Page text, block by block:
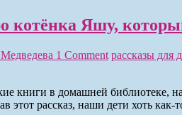
Яшу,
1 Comment рассказы для
книги в домашней библиотеке,
этот рассказ, наши дети хоть как-